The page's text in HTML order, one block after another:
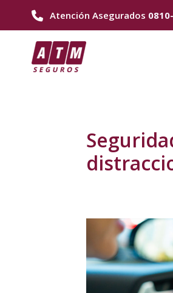
contenido
Atención Asegurados